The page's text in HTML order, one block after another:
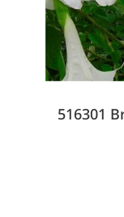
516301